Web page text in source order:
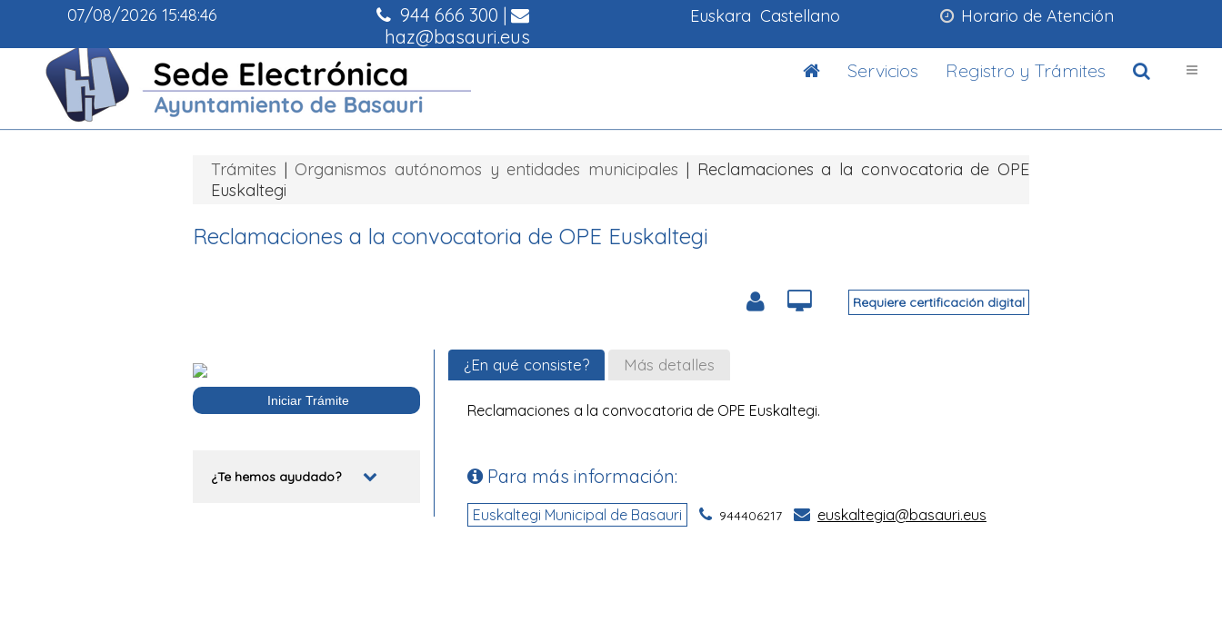
07/08/202615:48:47 944 666 300 |
haz@basauri.eus
Euskara Castellano Horario de Atención
Servicios Registro y Trámites